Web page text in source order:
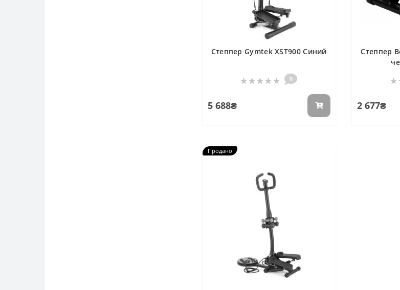
Степпер Gymtek XST900 Синий
0
5 688₴
Степпер
2 677₴
Продано